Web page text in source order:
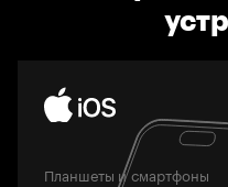
Планшеты и смартфоны